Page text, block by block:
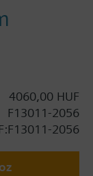
4060,00 HUF
F13011-2056
2056